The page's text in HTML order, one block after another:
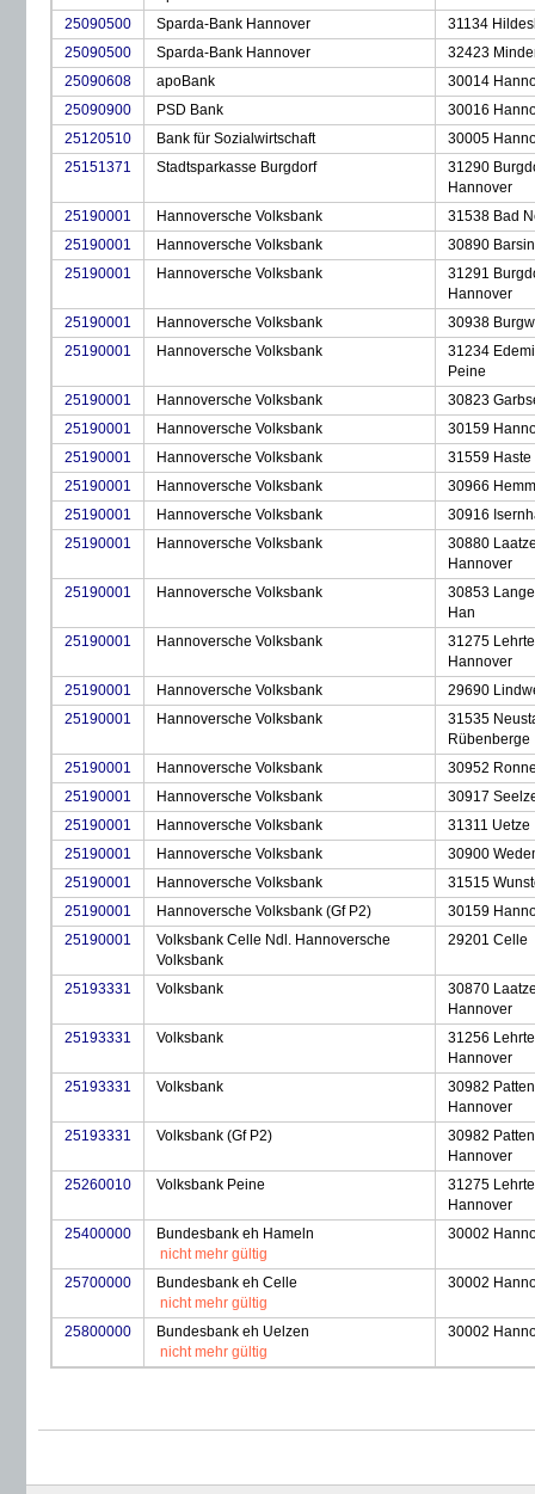
25090500
Sparda-Bank Hannover
31134
25090500
Sparda-Bank Hannover
32423
25090608
apoBank
30014
25090900
PSD Bank
30016
25120510
Bank für Sozialwirtschaft
30005
25151371
Stadtsparkasse Burgdorf
31290
Hannover
25190001
Hannoversche Volksbank
31538 Bad
25190001
Hannoversche Volksbank
30890
25190001
Hannoversche Volksbank
31291
Hannover
25190001
Hannoversche Volksbank
30938
25190001
Hannoversche Volksbank
31234
Peine
25190001
Hannoversche Volksbank
30823
25190001
Hannoversche Volksbank
30159
25190001
Hannoversche Volksbank
31559 Haste
25190001
Hannoversche Volksbank
30966
25190001
Hannoversche Volksbank
30916
25190001
Hannoversche Volksbank
30880
Hannover
25190001
Hannoversche Volksbank
30853
Han
25190001
Hannoversche Volksbank
31275
Hannover
25190001
Hannoversche Volksbank
29690
25190001
Hannoversche Volksbank
31535
Rübenberge
25190001
Hannoversche Volksbank
30952
25190001
Hannoversche Volksbank
30917
25190001
Hannoversche Volksbank
31311 Uetze
25190001
Hannoversche Volksbank
30900
25190001
Hannoversche Volksbank
31515
25190001
Hannoversche Volksbank (Gf P2)
30159
25190001
Volksbank Celle Ndl. Hannoversche
Volksbank
29201 Celle
25193331 Volksbank
30870
Hannover
25193331
Volksbank
31256
Hannover
25193331
Volksbank
30982
Hannover
25193331
Volksbank (Gf P2)
30982
Hannover
25260010
Volksbank Peine
31275
Hannover
25400000
Bundesbank eh Hameln
nicht mehr gültig
30002
25700000
Bundesbank eh Celle
nicht mehr gültig
30002
25800000
Bundesbank eh Uelzen
nicht mehr gültig
30002